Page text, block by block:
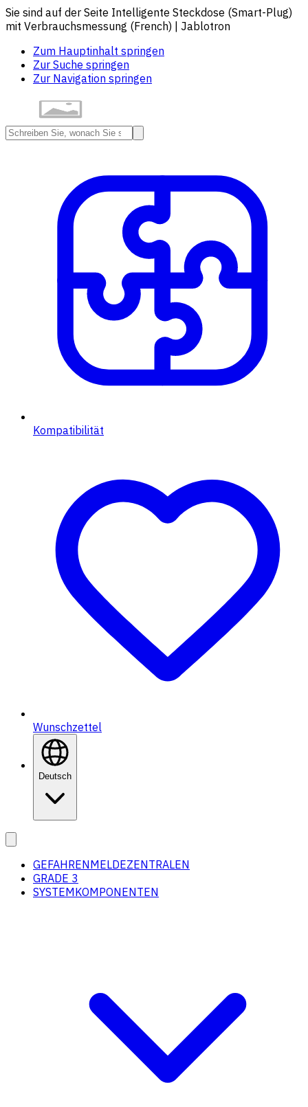
Sie sind auf der Seite Intelligente Steckdose (Smart-Plug)
mit Verbrauchsmessung (French) | Jablotron
Zum Hauptinhalt springen
Zur Suche springen
Zur Navigation springen
Kompatibilität
Wunschzettel
Deutsch
GEFAHRENMELDEZENTRALEN
GRADE 3
SYSTEMKOMPONENTEN